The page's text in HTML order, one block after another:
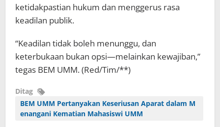
ketidakpastian hukum dan menggerus rasa
keadilan publik.
“Keadilan tidak boleh menunggu, dan
keterbukaan bukan opsi—melainkan kewajiban,”
tegas BEM UMM. (Red/Tim/**)
Ditag
BEM UMM Pertanyakan Keseriusan Aparat dalam M
enangani Kematian Mahasiswi UMM